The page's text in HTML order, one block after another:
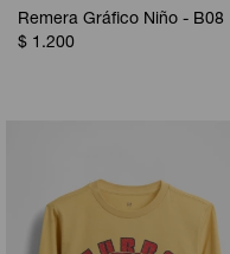
Remera Gráfico Niño - B08
$ 1.200